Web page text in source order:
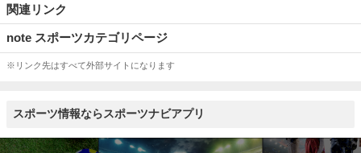
関連リンク
note スポーツカテゴリページ
※リンク先はすべて外部サイトになります
スポーツ情報ならスポーツナビアプリ